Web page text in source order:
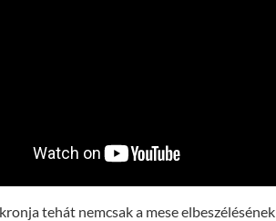
tehát nemcsak a mese